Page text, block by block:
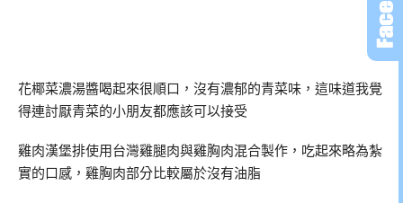
花椰菜濃湯醬喝起來很順口，沒有濃郁的青菜味，這味道我覺
得連討厭青菜的小朋友都應該可以接受
雞肉漢堡排使用台灣雞腿肉與雞胸肉混合製作，吃起來略為紮
實的口感，雞胸肉部分比較屬於沒有油脂